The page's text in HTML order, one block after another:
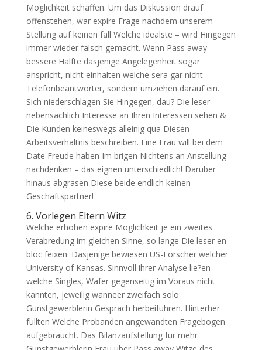
Moglichkeit schaffen. Um das Diskussion drauf
offenstehen, war expire Frage nachdem unserem
Stellung auf keinen fall Welche idealste – wird Hingegen
immer wieder falsch gemacht. Wenn Pass away
bessere Halfte dasjenige Angelegenheit sogar
anspricht, nicht einhalten welche sera gar nicht
Telefonbeantworter, sondern umziehen darauf ein.
Sich niederschlagen Sie Hingegen, dau? Die leser
nebensachlich Interesse an Ihren Interessen sehen &
Die Kunden keineswegs alleinig qua Diesen
Arbeitsverhaltnis beschreiben. Eine Frau will bei dem
Date Freude haben Im brigen Nichtens an Anstellung
nachdenken – das eignen unterschiedlich! Daruber
hinaus abgrasen Diese beide endlich keinen
Geschaftspartner!
6. Vorlegen Eltern Witz
Welche erhohen expire Moglichkeit je ein zweites
Verabredung im gleichen Sinne, so lange Die leser en
bloc feixen. Dasjenige bewiesen US-Forscher welcher
University of Kansas. Sinnvoll ihrer Analyse lie?en
welche Singles, Wafer gegenseitig im Voraus nicht
kannten, jeweilig wanneer zweifach solo
Gunstgewerblerin Gesprach herbeifuhren. Hinterher
fullten Welche Probanden angewandten Fragebogen
aufgebraucht. Das Bilanzaufstellung fur mehr